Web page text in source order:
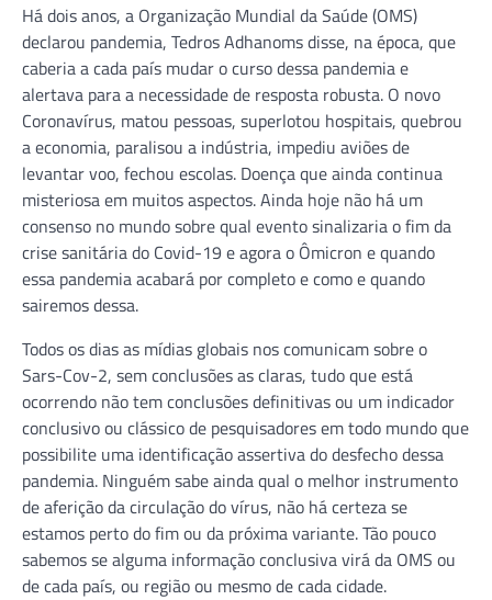
Há dois anos, a Organização Mundial da Saúde (OMS)
declarou pandemia, Tedros Adhanoms disse, na época, que
caberia a cada país mudar o curso dessa pandemia e
alertava para a necessidade de resposta robusta. O novo
Coronavírus, matou pessoas, superlotou hospitais, quebrou
a economia, paralisou a indústria, impediu aviões de
levantar voo, fechou escolas. Doença que ainda continua
misteriosa em muitos aspectos. Ainda hoje não há um
consenso no mundo sobre qual evento sinalizaria o fim da
crise sanitária do Covid-19 e agora o Ômicron e quando
essa pandemia acabará por completo e como e quando
sairemos dessa.
Todos os dias as mídias globais nos comunicam sobre o
Sars-Cov-2, sem conclusões as claras, tudo que está
ocorrendo não tem conclusões definitivas ou um indicador
conclusivo ou clássico de pesquisadores em todo mundo que
possibilite uma identificação assertiva do desfecho dessa
pandemia. Ninguém sabe ainda qual o melhor instrumento
de aferição da circulação do vírus, não há certeza se
estamos perto do fim ou da próxima variante. Tão pouco
sabemos se alguma informação conclusiva virá da OMS ou
de cada país, ou região ou mesmo de cada cidade.